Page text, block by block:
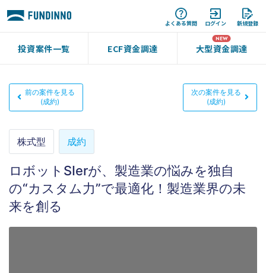
よくある質問 ログイン 新規登録
投資案件一覧 ECF資金調達 大型資金調達
前の案件を見る
(成約)
次の案件を見る
(成約)
株式型 成約
ロボットSIerが、製造業の悩みを独自
の“カスタム力”で最適化！製造業界の未
来を創る